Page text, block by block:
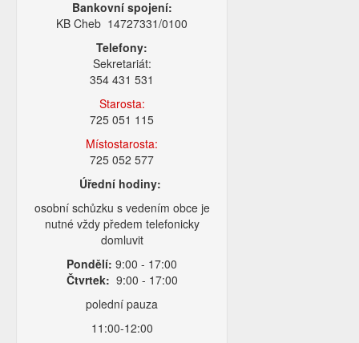
Bankovní spojení:
KB Cheb 14727331/0100
Telefony:
Sekretariát:
354 431 531
Starosta:
725 051 115
Místostarosta:
725 052 577
Úřední hodiny:
osobní schůzku s vedením obce je
nutné vždy předem telefonicky
domluvit
Pondělí: 9:00 - 17:00
Čtvrtek: 9:00 - 17:00
polední pauza
11:00-12:00